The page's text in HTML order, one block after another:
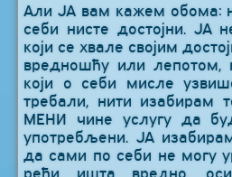
Али ЈА вам кажем обома:
себи нисте достојни. ЈА
који се хвале својим
вредношћу или лепотом,
који о себи мисле
требали, нити изабирам
МЕНИ чине услугу да
употребљени. ЈА
да сами по себи не могу
рећи ишта вредно,